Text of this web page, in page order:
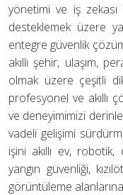
yönetimi ve iş
desteklemek üzere
entegre güvenlik
akıllı şehir, ulaşım,
olmak üzere çeşitli
profesyonel ve akıllı
ve deneyimimizi
vadeli gelişimi
işini akıllı ev,
yangın güvenliği,
görüntüleme